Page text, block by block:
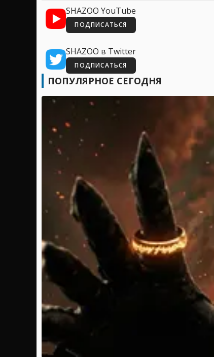
SHAZOO YouTube
ПОДПИСАТЬСЯ
SHAZOO в Twitter
ПОДПИСАТЬСЯ
ПОПУЛЯРНОЕ СЕГОДНЯ